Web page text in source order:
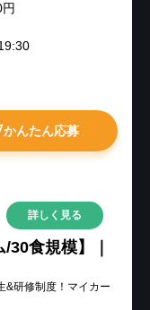
かんたん応募
詳しく見る
食規模】｜
&研修制度！マイカー